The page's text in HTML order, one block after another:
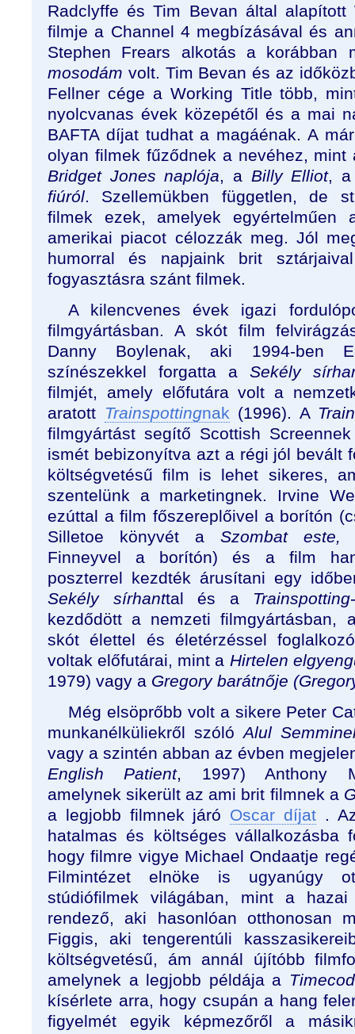
Radclyffe és Tim Bevan által
filmje a Channel 4 megbízásával és
Stephen Frears alkotás a korábban
mosodám volt. Tim Bevan és az
Fellner cége a Working Title több,
nyolcvanas évek közepétől és a mai
BAFTA díjat tudhat a magáénak. A
olyan filmek fűződnek a nevéhez, mint
Bridget Jones naplója, a Billy Elliot,
fiúról. Szellemükben független, de
filmek ezek, amelyek egyértelműen
amerikai piacot célozzák meg. Jól
humorral és napjaink brit
fogyasztásra szánt filmek.
A kilencvenes évek igazi
filmgyártásban. A skót film
Danny Boylenak, aki 1994-ben
színészekkel forgatta a Sekély
filmjét, amely előfutára volt a
aratott Trainspottingnak (1996). A
filmgyártást segítő Scottish
ismét bebizonyítva azt a régi jól bevált
költségvetésű film is lehet sikeres,
szentelünk a marketingnek. Irvine
ezúttal a film főszereplőivel a borítón
Silletoe könyvét a Szombat este,
Finneyvel a borítón) és a film
poszterrel kezdték árusítani egy
Sekély sírhanttal és a Trainspotting
kezdődött a nemzeti filmgyártásban,
skót élettel és életérzéssel
voltak előfutárai, mint a Hirtelen
1979) vagy a Gregory barátnője
Még elsöprőbb volt a sikere Peter
munkanélküliekről szólóAlul
vagy a szintén abban az évben
English Patient, 1997) Anthony
amelynek sikerült az ami brit filmnek a
a legjobb filmnek járó Oscar díjat .
hatalmas és költséges vállalkozásba
hogy filmre vigye Michael Ondaatje
Filmintézet elnöke is ugyanúgy
stúdiófilmek világában, mint a
rendező, aki hasonlóan otthonosan
Figgis, aki tengerentúli
költségvetésű, ám annál újítóbb
amelynek a legjobb példája a
kísérlete arra, hogy csupán a hang
figyelmét egyik képmezőről a